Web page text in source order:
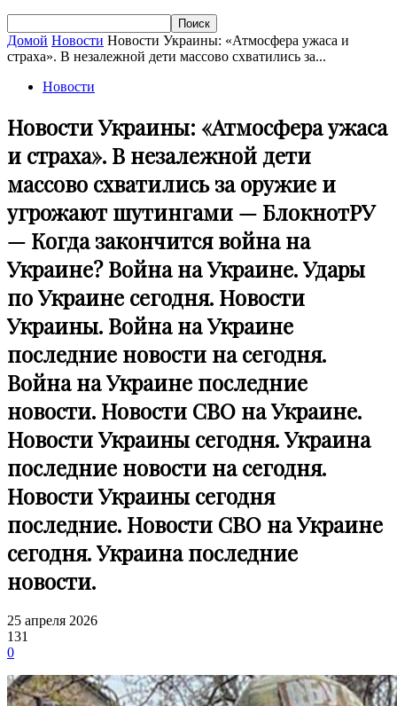
Домой Новости Новости Украины: «Атмосфера ужаса и
страха». В незалежной дети массово схватились за...
Новости
Новости Украины: «Атмосфера ужаса
и страха». В незалежной дети
массово схватились за оружие и
угрожают шутингами — БлокнотРУ
— Когда закончится война на
Украине? Война на Украине. Удары
по Украине сегодня. Новости
Украины. Война на Украине
последние новости на сегодня.
Война на Украине последние
новости. Новости СВО на Украине.
Новости Украины сегодня. Украина
последние новости на сегодня.
Новости Украины сегодня
последние. Новости СВО на Украине
сегодня. Украина последние
новости.
25 апреля 2026
131
0